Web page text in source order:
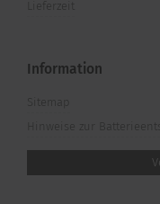
Lieferzeit
Information
Sitemap
Hinweise zur